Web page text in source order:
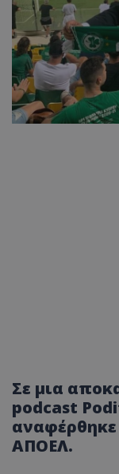
Σε μια
podcast
ΑΠΟΕΛ.